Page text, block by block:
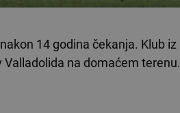
14 godina čekanja. Klub iz
na domaćem terenu.